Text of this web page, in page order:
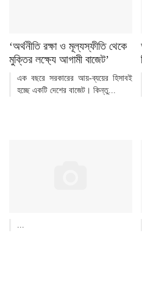
‘অর্থনীতি রক্ষা ও মূল্যস্ফীতি থেকে
মুক্তির লক্ষ্যে আগামী বাজেট’
এক বছরে সরকারের আয়-ব্যয়ের হিসাবই
হচ্ছে একটি দেশের বাজেট। কিন্তু...
...